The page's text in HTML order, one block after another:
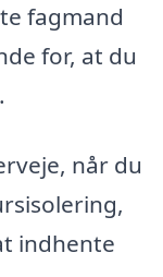
fagmand
for, at du
når du
indhente